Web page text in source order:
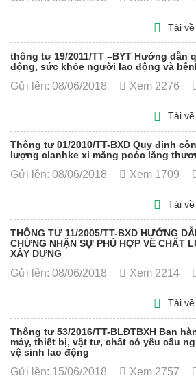
Tải về
thông tư 19/2011/TT –BYT Hướng dẫn
động, sức khỏe người lao động và
Gửi lên: 08/06/2018 Xem 2276
Tải về
Thông tư 01/2010/TT-BXD Quy định
lượng clanhke xi măng poóc lăng
Gửi lên: 08/06/2018 Xem 1709
Tải về
THÔNG TƯ 11/2005/TT-BXD HƯỚNG
CHỨNG NHẬN SỰ PHÙ HỢP VỀ CHẤT
XÂY DỰNG
Gửi lên: 08/06/2018 Xem 2214
Tải về
Thông tư 53/2016/TT-BLĐTBXH Ban
máy, thiết bị, vật tư, chất có yêu cầu
vệ sinh lao động
Gửi lên: 15/06/2018 Xem 2757